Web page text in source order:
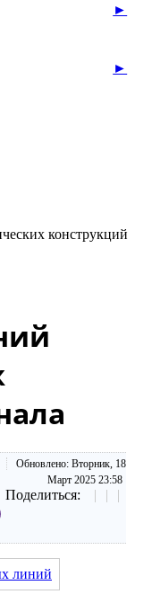
►
►
конструкций
Обновлено: Вторник, 18
Март 2025 23:58
Поделиться: